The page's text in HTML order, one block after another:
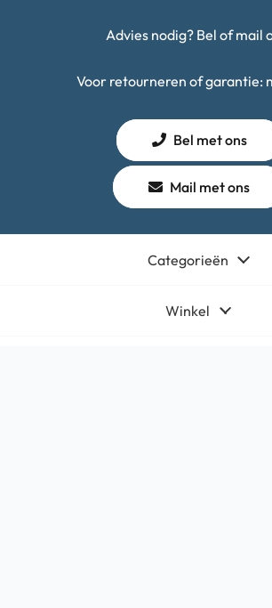
Advies nodig? Bel of mail
Voor retourneren of garantie:
Bel met ons
Mail met ons
Categorieën
Winkel